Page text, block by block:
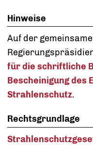
Hinweise
Auf der
für die schriftliche
Bescheinigung des
Strahlenschutz.
Rechtsgrundlage